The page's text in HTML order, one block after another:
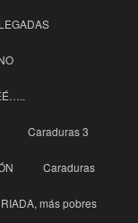
Caraduras 3
Caraduras
más pobres